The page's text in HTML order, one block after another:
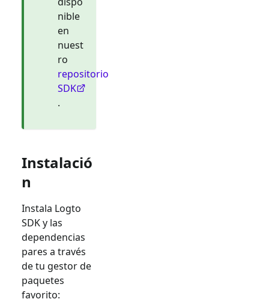
nible
en
nuest
ro
repositorio
SDK
.
Instalació
n
Instala Logto
SDK y las
dependencias
pares a través
de tu gestor de
paquetes
favorito: